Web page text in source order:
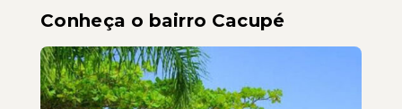
Conheça o bairro Cacupé